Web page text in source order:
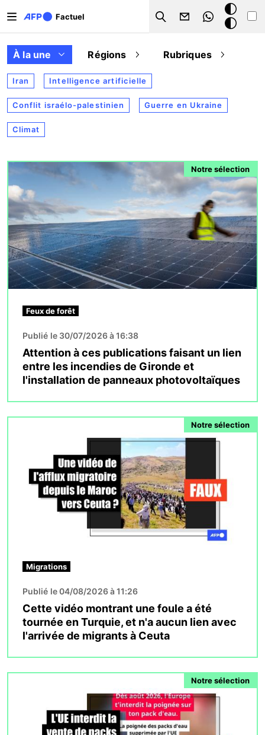
Factuel
Search
Mode
sombre
À la une Régions Rubriques
Iran Intelligence artificielle
Conflit israélo-palestinien Guerre en Ukraine
Climat
Notre sélection
Image
Feux de forêt
Publié le 30/07/2026 à 16:38
Attention à ces publications faisant un lien
entre les incendies de Gironde et
l'installation de panneaux photovoltaïques
Notre sélection
Migrations
Publié le 04/08/2026 à 11:26
Cette vidéo montrant une foule a été
tournée en Turquie, et n'a aucun lien avec
l'arrivée de migrants à Ceuta
Notre sélection